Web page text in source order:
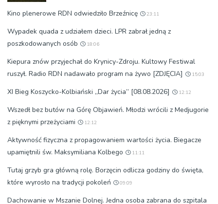
Kino plenerowe RDN odwiedziło Brzeźnicę 23:11
Wypadek quada z udziałem dzieci. LPR zabrał jedną z
poszkodowanych osób
18:06
Kiepura znów przyjechał do Krynicy-Zdroju. Kultowy Festiwal
ruszył. Radio RDN nadawało program na żywo [ZDJĘCIA]
15:03
XI Bieg Koszycko-Kolbiański „Dar życia” [08.08.2026] 12:12
Wszedł bez butów na Górę Objawień. Młodzi wrócili z Medjugorie
z pięknymi przeżyciami
12:12
Aktywność fizyczna z propagowaniem wartości życia. Biegacze
upamiętnili św. Maksymiliana Kolbego
11:11
Tutaj grzyb gra główną rolę. Borzęcin odlicza godziny do święta,
które wyrosło na tradycji pokoleń
09:09
Dachowanie w Mszanie Dolnej. Jedna osoba zabrana do szpitala